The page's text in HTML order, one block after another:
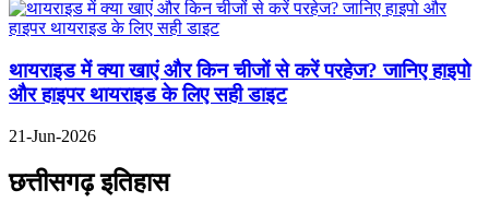
थायराइड में क्या खाएं और किन चीजों से करें परहेज? जानिए हाइपो
और हाइपर थायराइड के लिए सही डाइट
21-Jun-2026
छत्तीसगढ़ इतिहास